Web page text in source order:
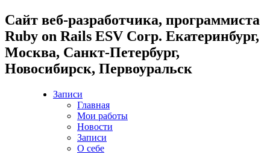
Cайт веб-разработчика, программиста
Ruby on Rails ESV Corp. Екатеринбург,
Москва, Санкт-Петербург,
Новосибирск, Первоуральск
Записи
Главная
Мои работы
Новости
Записи
О себе